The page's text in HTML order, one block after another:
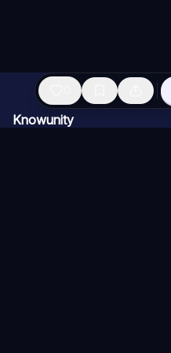
Knowunity